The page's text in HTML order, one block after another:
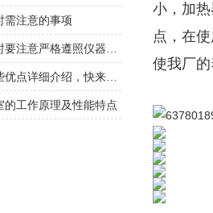
小，加
点，在
使我厂
需注意的事项
工作原理及性能特点